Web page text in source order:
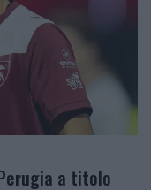
a titolo